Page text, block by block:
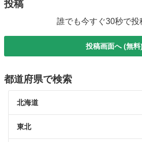
投稿
誰でも今すぐ30秒で投
投稿画面へ (無料)
都道府県で検索
北海道
東北